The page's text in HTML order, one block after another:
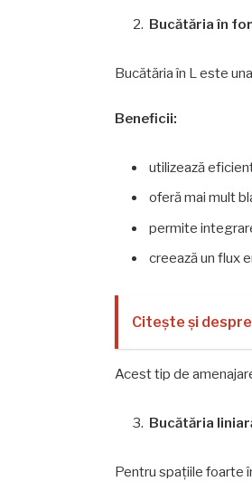
Bucătăria în
Bucătăria în L este
Beneficii:
utilizează
oferă mai mult
permite
creează un flux
Citește și
Acest tip de
Bucătăria
Pentru spațiile foarte